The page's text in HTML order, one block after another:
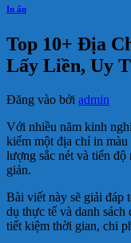
In ấn
Top 10+ Địa
Lấy Liền, Uy
Đăng vào bởi admin
Với nhiều năm kinh
kiếm một địa chỉ in
lượng sắc nét và tiến
giản.
Bài viết này sẽ giải đáp
dụ thực tế và danh
tiết kiệm thời gian, chi